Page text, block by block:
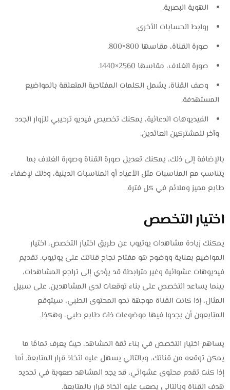
الهوية البصرية.
روابط الحسابات الأخرى.
صورة القناة، مقاسها 800×800.
صورة الغلاف، مقاسها 2560×1440.
وصف القناة، يشمل الكلمات المفتاحية المتعلقة بالمواضيع
المستهدفة.
الفيديوهات الدعائية، يمكنك تخصيص فيديو ترحيبي للزوار الجدد
وآخر للمشتركين العائدين.
بالإضافة إلى ذلك، يمكنك تعديل صورة القناة وصورة الغلاف بما
يتناسب مع المناسبات مثل الأعياد أو المناسبات الدينية، وذلك لإضفاء
طابع مميز وملائم في كل فترة.
اختيار التخصص
يمكنك زيادة مشاهدات يوتيوب عن طريق اختيار التخصص، اختيار
المواضيع بعناية ووضوح هو مفتاح نجاح قناتك على يوتيوب. تقديم
فيديوهات عشوائية وغير مترابطة قد يؤدي إلى تراجع المشاهدات،
بينما يساعد التخصص على بناء توقعات لدى المشاهدين. على سبيل
المثال، إذا كانت القناة موجهة نحو المحتوى الطبي، سيتوقع
المتابعون أن يجدوا فيها موضوعات ذات طابع طبي، وهكذا.
يساهم اختيار التخصص في بناء ثقة المشاهد، حيث يعرف تمامًا ما
يمكن توقعه من قناتك، وبالتالي يسهل عليه اتخاذ قرار المتابعة. أما
إذا كنت تقدم محتوى عشوائي، قد يجد المشاهد صعوبة في تحديد
هدف القناة وبالتالي يصعب عليه اتخاذ قرار بالمتابعة.